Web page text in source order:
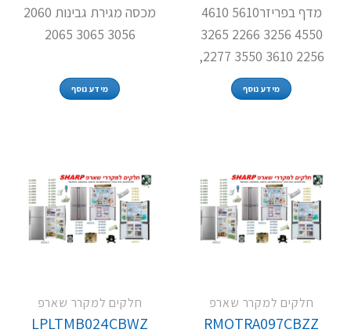
מדף בפריזר5610 4610
4550 3256 2266 3265
2256 3610 3550 2277,
מידע נוסף
מכסה מגירת גבינות 2060
3056 3065 2065
מידע נוסף
חלקים למקרר שארפ
RMOTRA097CBZZ
חלקים למקרר שארפ
LPLTMB024CBWZ